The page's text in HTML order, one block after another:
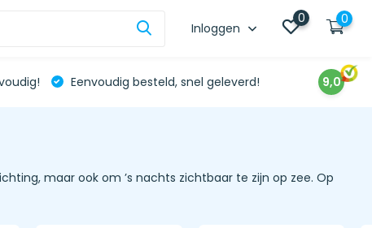
Inloggen
0 0
Eenvoudig besteld, snel geleverd! 9,0
maar ook om ’s nachts zichtbaar te zijn op zee. Op